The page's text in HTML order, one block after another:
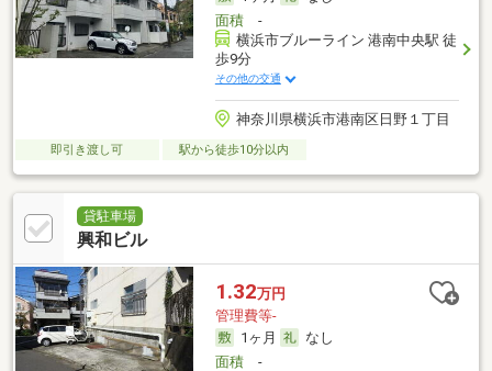
面積-
横浜市ブルーライン 港南中央駅 徒
歩9分
その他の交通
神奈川県横浜市港南区日野１丁目
即引き渡し可 駅から徒歩10分以内
貸駐車場
興和ビル
1.32万円
管理費等-
1ヶ月
なし
面積-